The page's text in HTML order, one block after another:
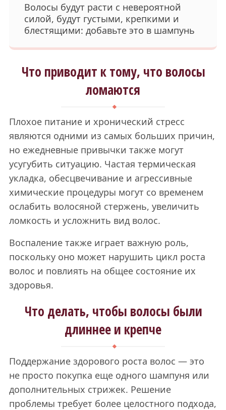
Волосы будут расти с невероятной
силой, будут густыми, крепкими и
блестящими: добавьте это в шампунь
Что приводит к тому, что волосы
ломаются
Плохое питание и хронический стресс
являются одними из самых больших причин,
но ежедневные привычки также могут
усугубить ситуацию. Частая термическая
укладка, обесцвечивание и агрессивные
химические процедуры могут со временем
ослабить волосяной стержень, увеличить
ломкость и усложнить вид волос.
Воспаление также играет важную роль,
поскольку оно может нарушить цикл роста
волос и повлиять на общее состояние их
здоровья.
Что делать, чтобы волосы были
длиннее и крепче
Поддержание здорового роста волос — это
не просто покупка еще одного шампуня или
дополнительных стрижек. Решение
проблемы требует более целостного подхода,